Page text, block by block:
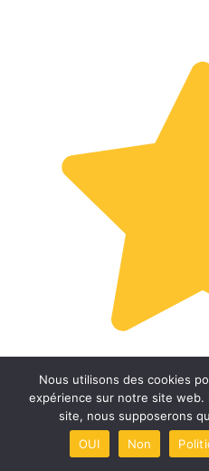
Nous utilisons des cookies
expérience sur notre site web.
site, nous supposerons
OUI
Non